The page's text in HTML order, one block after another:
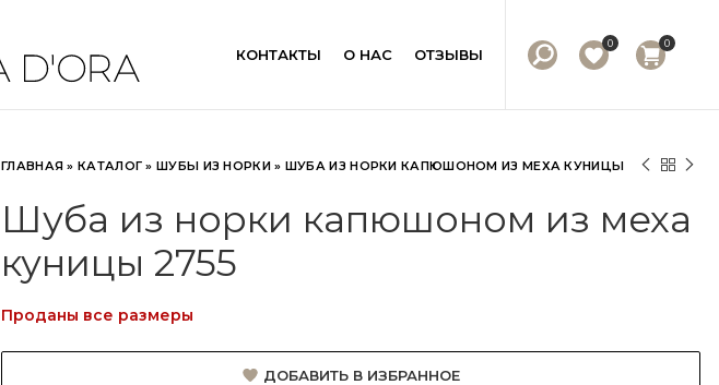
КОНТАКТЫ О НАС ОТЗЫВЫ
0 0
ГЛАВНАЯ »КАТАЛОГ »ШУБЫ ИЗ НОРКИ» ШУБА ИЗ НОРКИ КАПЮШОНОМ ИЗ МЕХА КУНИЦЫ
Шуба из норки капюшоном из меха
куницы 2755
Проданы все размеры
ДОБАВИТЬ В ИЗБРАННОЕ